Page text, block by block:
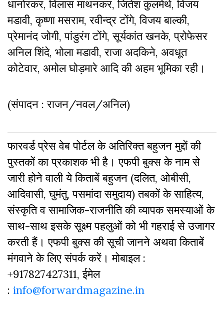
धानोरकर, विलास माथनकर, जितेश कुलमेथे, विजय
मडावी, कृष्णा मसराम, रवीन्द्र टोंगे, विजय बाल्की,
प्रेमानंद जोगी, पांडुरंग टोंगे, सूर्यकांत खनके, प्रोफेसर
अनिल शिंदे, भोला मडावी, राजा अदकिने, अवधूत
कोटेवार, अमोल घोड़मारे आदि की अहम भूमिका रही।
(संपादन : राजन/नवल/अनिल)
फारवर्ड प्रेस वेब पोर्टल के अतिरिक्‍त बहुजन मुद्दों की
पुस्‍तकों का प्रकाशक भी है। एफपी बुक्‍स के नाम से
जारी होने वाली ये किताबें बहुजन (दलित, ओबीसी,
आदिवासी, घुमंतु, पसमांदा समुदाय) तबकों के साहित्‍य,
संस्‍क‍ृति व सामाजिक-राजनीति की व्‍यापक समस्‍याओं के
साथ-साथ इसके सूक्ष्म पहलुओं को भी गहराई से उजागर
करती हैं। एफपी बुक्‍स की सूची जानने अथवा किताबें
मंगवाने के लिए संपर्क करें। मोबाइल :
+917827427311, ईमेल
: info@forwardmagazine.in